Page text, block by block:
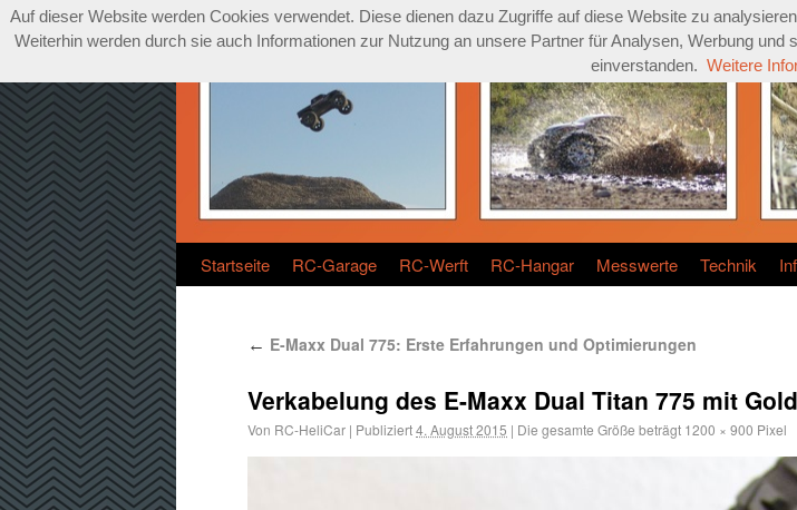
Startseite RC-Garage RC-Werft RC-Hangar Messwerte Technik
← E-Maxx Dual 775: Erste Erfahrungen und Optimierungen
Verkabelung des E-Maxx Dual Titan 775 mit
Von RC-HeliCar | Publiziert4. August 2015 | Die gesamte Größe beträgt 1200 × 900 Pixel
Auf dieser Website werden Cookies verwendet. Diese dienen dazu Zugriffe auf diese Website zu
Weiterhin werden durch sie auch Informationen zur Nutzung an unsere Partner für Analysen, Werbung
einverstanden. Weitere